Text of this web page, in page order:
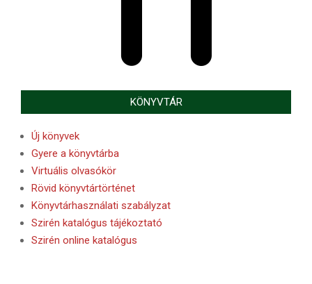
KÖNYVTÁR
Új könyvek
Gyere a könyvtárba
Virtuális olvasókör
Rövid könyvtártörténet
Könyvtárhasználati szabályzat
Szirén katalógus tájékoztató
Szirén online katalógus